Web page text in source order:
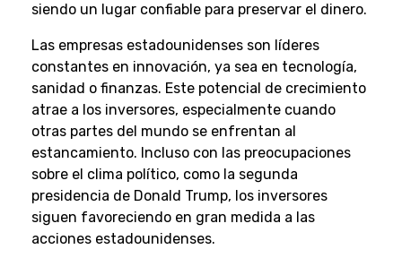
siendo un lugar confiable para preservar el dinero.
Las empresas estadounidenses son líderes
constantes en innovación, ya sea en tecnología,
sanidad o finanzas. Este potencial de crecimiento
atrae a los inversores, especialmente cuando
otras partes del mundo se enfrentan al
estancamiento. Incluso con las preocupaciones
sobre el clima político, como la segunda
presidencia de Donald Trump, los inversores
siguen favoreciendo en gran medida a las
acciones estadounidenses.